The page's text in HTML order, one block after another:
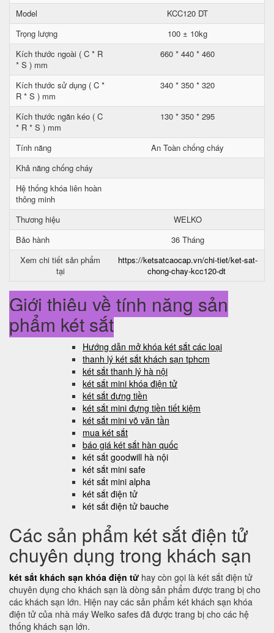
Model
KCC120 DT
Trọng lượng
100 ± 10kg
Kích thước ngoài ( C * R
* S ) mm
660 * 440 * 460
Kích thước sử dụng ( C *
R * S ) mm
340 * 350 * 320
Kích thước ngăn kéo ( C
* R * S ) mm
130 * 350 * 295
Tính năng
An Toàn chống cháy
Khả năng chống cháy
Hệ thống khóa liên hoàn
thông minh
Thương hiệu
WELKO
Bảo hành
36 Tháng
Xem chi tiết sản phẩm
tại
https://ketsatcaocap.vn/chi-tiet/ket-sat-
chong-chay-kcc120-dt
Giới thiệu về tính năng sản
phẩm két sắt
Hướng dẫn mở khóa két sắt các loại
thanh lý két sắt khách sạn tphcm
két sắt thanh lý hà nội
két sắt mini khóa điện tử
két sắt đựng tiền
két sắt mini đựng tiền tiết kiệm
két sắt mini võ văn tần
mua két sắt
báo giá két sắt hàn quốc
két sắt goodwill hà nội
két sắt mini safe
két sắt mini alpha
két sắt điện tử
két sắt điện tử bauche
Các sản phẩm két sắt điện tử
chuyên dụng trong khách sạn
két sắt khách sạn khóa điện tử hay còn gọi là két sắt điện tử
chuyên dụng cho khách sạn là dòng sản phẩm được trang bị cho
các khách sạn lớn. Hiện nay các sản phẩm két khách sạn khóa
điện tử của nhà máy Welko safes đã được trang bị cho các hệ
thống khách sạn lớn.